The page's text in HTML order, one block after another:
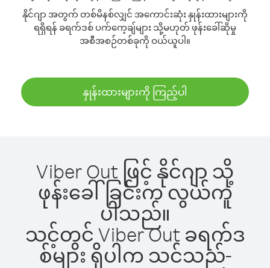
နိုင်ဂျာ အတွက် တစ်မိနစ်လျှင် အကောင်းဆုံး နှုန်းထားများကို
ရရှိရန် ခရက်ဒစ် ပက်ကေ့ချ်များ သို့မဟုတ် ဖုန်းခေါ်ဆိုမှု
အစီအစဉ်တစ်ခုကို ဝယ်ယူပါ။
နှုန်းထားများကို ကြည့်ပါ
Viber Out ဖြင့် နိုင်ဂျာ သို့
ဖုန်းခေါ်ခြင်းက လွယ်ကူ
ပါသည်။
သင့်တွင် Viber Out ခရက်ဒ
စ်များ ရှိပါက သင်သည်-